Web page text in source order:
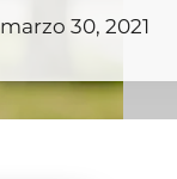
marzo 30, 2021